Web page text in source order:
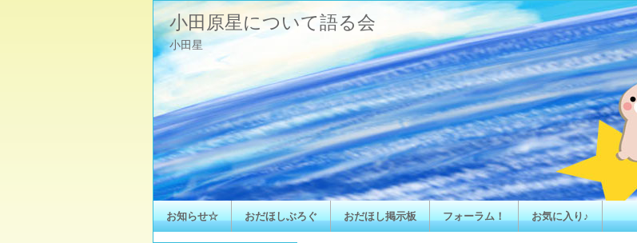
小田原星について語る会
小田星
お知らせ☆ おだほしぶろぐ おだほし掲示板 フォーラム！ お気に入り♪